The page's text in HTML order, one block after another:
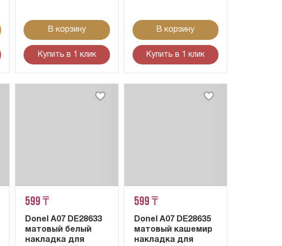
В корзину
Купить в 1 клик
В корзину
Купить в 1 клик
599 ₸
Donel A07 DE28633
матовый белый
накладка для
599 ₸
Donel A07 DE28635
матовый кашемир
накладка для